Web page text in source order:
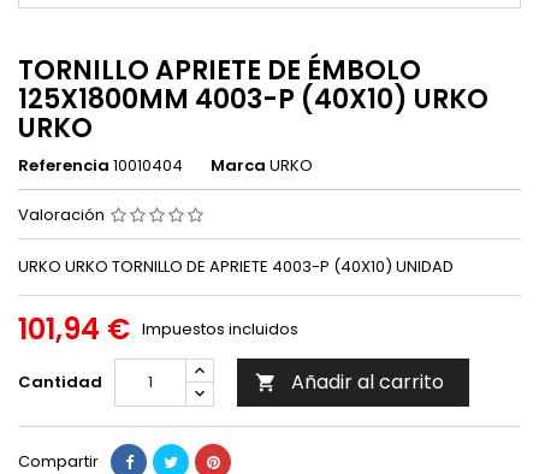
TORNILLO APRIETE DE ÉMBOLO
125X1800MM 4003-P (40X10) URKO
URKO
Referencia 10010404 Marca URKO
Valoración
URKO URKO TORNILLO DE APRIETE 4003-P (40X10) UNIDAD
101,94 € Impuestos incluidos
Cantidad  Añadir al carrito
Compartir